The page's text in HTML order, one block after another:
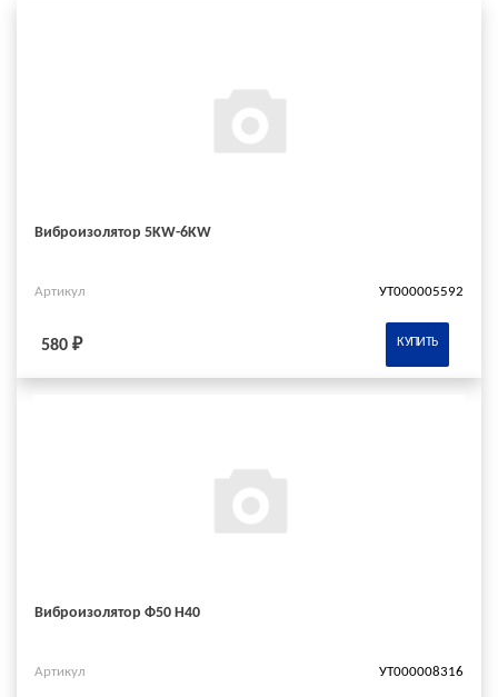
Виброизолятор 5KW-6KW
Артикул УТ000005592
580 ₽ КУПИТЬ
Виброизолятор Ф50 Н40
Артикул УТ000008316